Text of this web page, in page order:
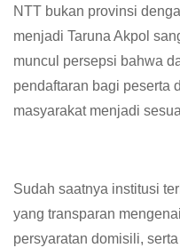
NTT bukan provinsi
menjadi Taruna Akpol
muncul persepsi bahwa
pendaftaran bagi peserta
masyarakat menjadi
Sudah saatnya institusi
yang transparan
persyaratan domisili,